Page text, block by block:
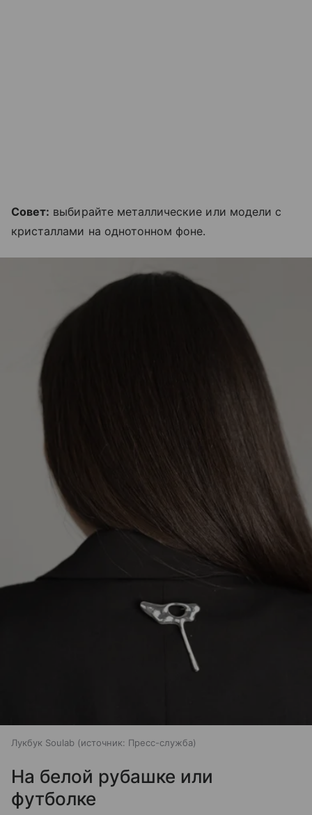
Совет: выбирайте металлические или модели с
кристаллами на однотонном фоне.
Лукбук Soulab источник: Пресс-служба
На белой рубашке или
футболке